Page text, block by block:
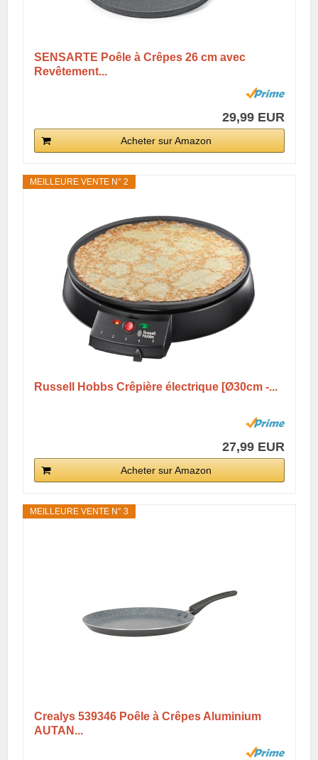
SENSARTE Poêle à Crêpes 26 cm avec
Revêtement...
29,99 EUR
Acheter sur Amazon
MEILLEURE VENTE N° 2
Russell Hobbs Crêpière électrique [Ø30cm -...
27,99 EUR
Acheter sur Amazon
MEILLEURE VENTE N° 3
Crealys 539346 Poêle à Crêpes Aluminium
AUTAN...